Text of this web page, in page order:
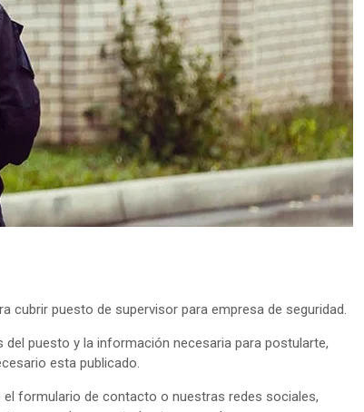
cubrir puesto de supervisor para empresa de seguridad.
puesto y la información necesaria para postularte,
esta publicado.
formulario de contacto o nuestras redes sociales,